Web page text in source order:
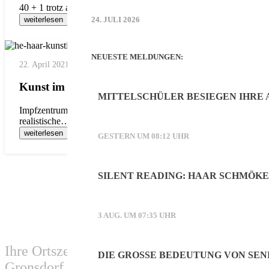
24. JULI 2026
NEUESTE MELDUNGEN:
MITTELSCHÜLER BESIEGEN IHRE
GESTERN UM 08:12 UHR
SILENT READING: HAAR
3 AUG. UM 07:35 UHR
DIE GROSSE BEDEUTUNG VON
40 + 1 trotz aller Widrigkeiten Mit einer „Vernissage light“,
weiterlesen
22. April 2021
Kunst im Impfzentrum
Impfzentrum als Galerie: keine weißen Wände, sondern viel
realistische…
weiterlesen
Ihre Ortszeitung für Haar und die Ortsteile